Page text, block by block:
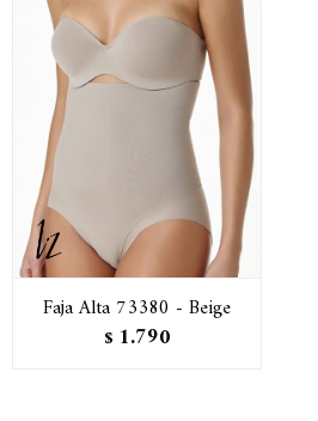
Faja Alta 73380 - Beige
$ 1.790